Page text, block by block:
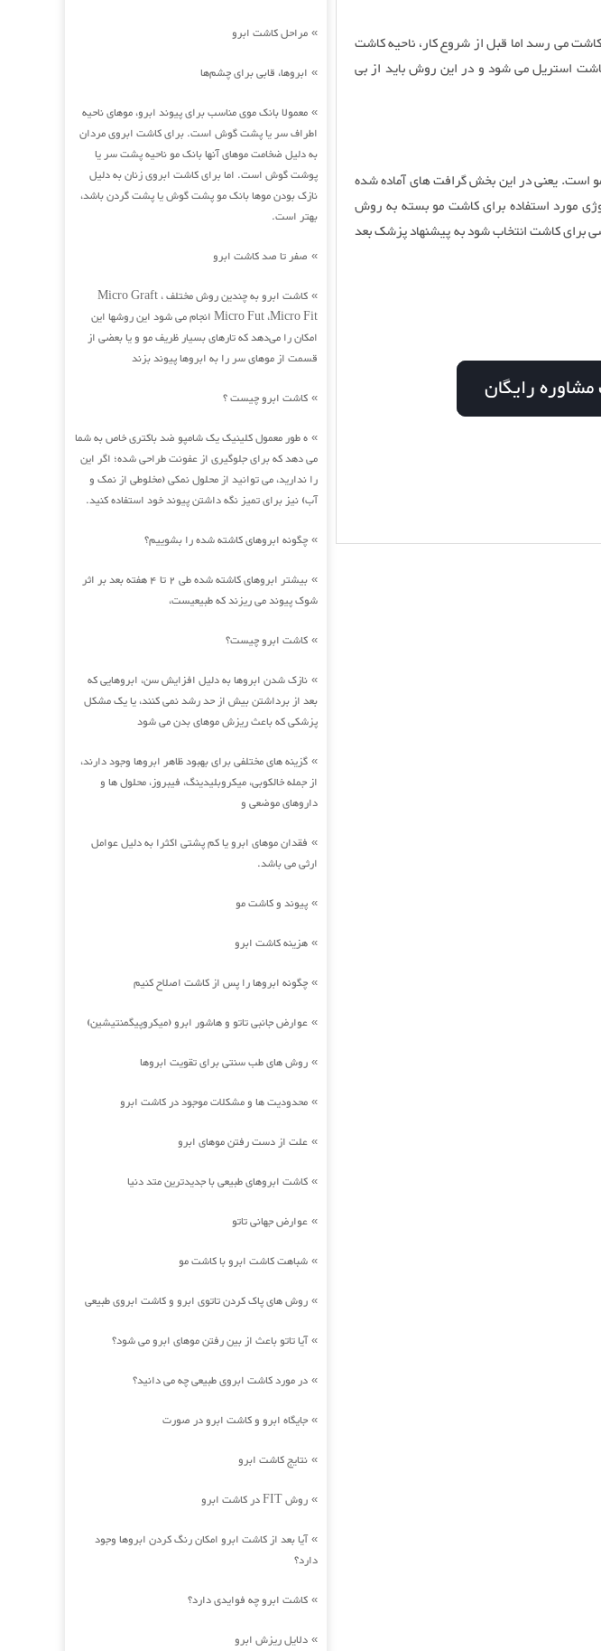
» مراحل کاشت ابرو
» ابروها، قابی برای چشم‌ها
» معمولا بانک موی مناسب برای پیوند ابرو، موهای ناحیه
اطراف سر یا پشت گوش است. برای کاشت ابروی مردان
به دلیل ضخامت موهای آنها بانک مو ناحیه پشت سر یا
پوشت گوش است. اما برای کاشت ابروی زنان به دلیل
نازک بودن موها بانک مو پشت گوش یا پشت گردن باشد،
بهتر است.
» صفر تا صد کاشت ابرو
»
کاشت ابرو به چندین روش مختلف Micro Graft ،
Micro Fut ،Micro Fit انجام می شود این روشها این
امکان را می‌دهد که تارهای بسیار ظریف مو و یا بعضی از
قسمت از موهای سر را به ابروها پیوند بزند
» کاشت ابرو چیست ؟
» ه طور معمول کلینیک یک شامپو ضد باکتری خاص به شما
می دهد که برای جلوگیری از عفونت طراحی شده؛ اگر این
را ندارید، می توانید از محلول نمکی (مخلوطی از نمک و
آب) نیز برای تمیز نگه داشتن پیوند خود استفاده کنید.
» چگونه ابروهای کاشته شده را بشوییم؟
»
بیشتر ابروهای کاشته شده طی 2 تا 4 هفته بعد بر اثر
شوک پیوند می ریزند که طبیعیست،
» کاشت ابرو چیست؟
» نازک شدن ابروها به دلیل افزایش سن، ابروهایی که
بعد از برداشتن بیش از حد رشد نمی کنند، یا یک مشکل
پزشکی که باعث ریزش موهای بدن می شود
» گزینه های مختلفی برای بهبود ظاهر ابروها وجود دارند،
از جمله خالکوبی، میکروبلیدینگ، فیبروز، محلول ها و
داروهای موضعی و
» فقدان موهای ابرو یا کم پشتی اکثرا به دلیل عوامل
ارثی می باشد.
» پیوند و کاشت مو
» هزینه کاشت ابرو
» چگونه ابروها را پس از کاشت اصلاح کنیم
» عوارض جانبی تاتو و هاشور ابرو (میکروپیگمنتیشین)
» روش های طب سنتی برای تقویت ابروها
» محدودیت ها و مشکلات موجود در کاشت ابرو
» علت از دست رفتن موهای ابرو
» کاشت ابروهای طبیعی با جدیدترین متد دنیا
» عوارض جهانی تاتو
» شباهت کاشت ابرو با کاشت مو
» روش های پاک کردن تاتوی ابرو و کاشت ابروی طبیعی
»آیا تاتو باعث از بین رفتن موهای ابرو می شود؟
» در مورد کاشت ابروی طبیعی چه می دانید؟
» جایگاه ابرو و کاشت ابرو در صورت
» نتایج کاشت ابرو
» روش FIT در کاشت ابرو
»آیا بعد از کاشت ابرو امکان رنگ کردن ابروها وجود
دارد؟
» کاشت ابرو چه فوایدی دارد؟
» دلایل ریزش ابرو
می رسد اما قبل از شروع کار، ناحیه کاشت
کاشت استریل می شود و در این روش باید از بی
است. یعنی در این بخش گرافت های آماده شده
مورد استفاده برای کاشت مو بسته به روش
برای کاشت انتخاب شود به پیشنهاد پزشک بعد